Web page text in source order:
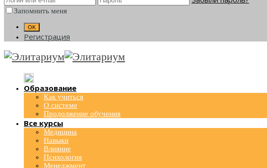
Запомнить меня
Регистрация
Образование
Как учиться
О системе
Продолжение обучения
Все курсы
Медицина
Навыки
Влияние
Психология
Менеджмент